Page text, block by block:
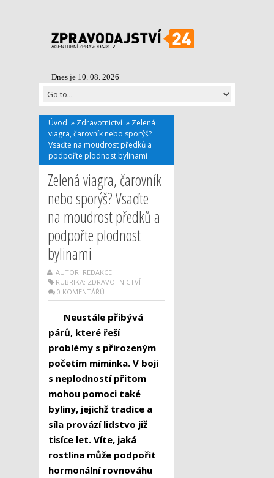
Dnes je 10. 08. 2026
Úvod » Zdravotnictví » Zelená
viagra, čarovník nebo sporýš?
Vsaďte na moudrost předků a
podpořte plodnost bylinami
Zelená viagra, čarovník
nebo sporýš? Vsaďte
na moudrost předků a
podpořte plodnost
bylinami
AUTOR: REDAKCE
RUBRIKA: ZDRAVOTNICTVÍ
0 KOMENTÁŘŮ
Neustále přibývá
párů, které řeší
problémy s přirozeným
početím miminka. V boji
s neplodností přitom
mohou pomoci také
byliny, jejichž tradice a
síla provází lidstvo již
tisíce let. Víte, jaká
rostlina může podpořit
hormonální rovnováhu